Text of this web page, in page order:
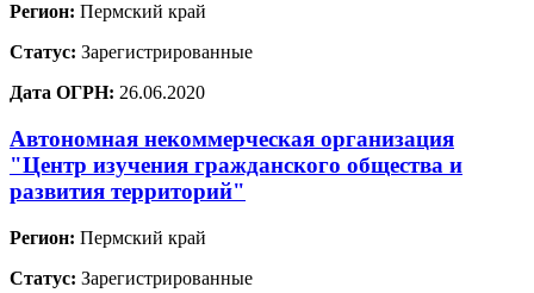
Регион: Пермский край
Статус: Зарегистрированные
Дата ОГРН: 26.06.2020
Автономная некоммерческая организация
"Центр изучения гражданского общества и
развития территорий"
Регион: Пермский край
Статус: Зарегистрированные